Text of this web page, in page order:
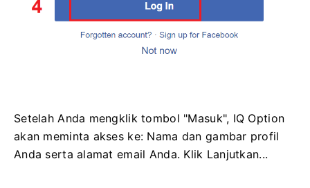
Setelah Anda mengklik tombol "Masuk", IQ Option
akan meminta akses ke: Nama dan gambar profil
Anda serta alamat email Anda. Klik Lanjutkan...